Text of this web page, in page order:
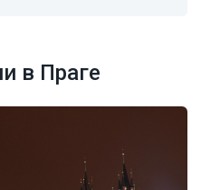
в Праге